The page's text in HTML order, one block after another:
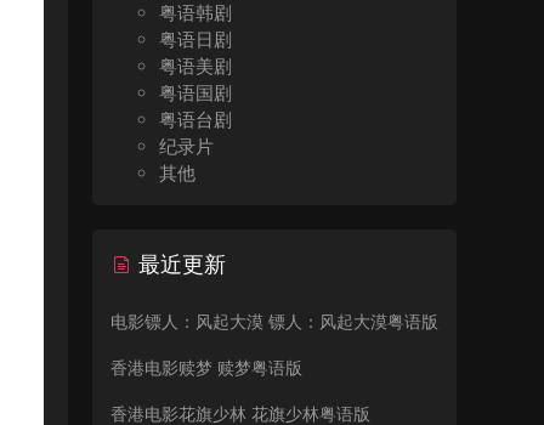
粤语韩剧
粤语日剧
粤语美剧
粤语国剧
粤语台剧
纪录片
其他
最近更新
电影镖人：风起大漠 镖人：风起大漠粤语版
香港电影赎梦 赎梦粤语版
香港电影花旗少林 花旗少林粤语版